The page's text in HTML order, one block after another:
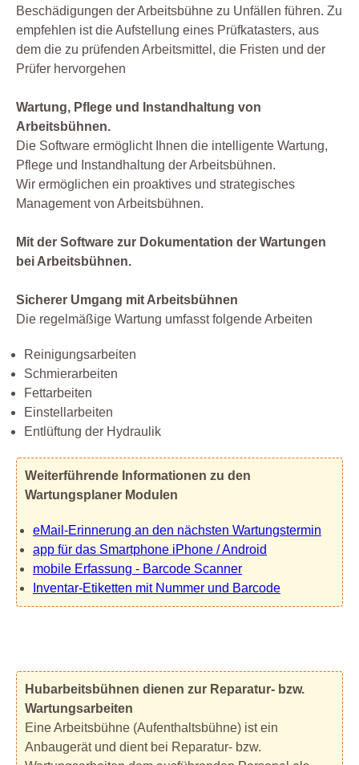
Beschädigungen der Arbeitsbühne zu Unfällen führen. Zu
empfehlen ist die Aufstellung eines Prüfkatasters, aus
dem die zu prüfenden Arbeitsmittel, die Fristen und der
Prüfer hervorgehen
Wartung, Pflege und Instandhaltung von
Arbeitsbühnen.
Die Software ermöglicht Ihnen die intelligente Wartung,
Pflege und Instandhaltung der Arbeitsbühnen.
Wir ermöglichen ein proaktives und strategisches
Management von Arbeitsbühnen.
Mit der Software zur Dokumentation der Wartungen
bei Arbeitsbühnen.
Sicherer Umgang mit Arbeitsbühnen
Die regelmäßige Wartung umfasst folgende Arbeiten
Reinigungsarbeiten
Schmierarbeiten
Fettarbeiten
Einstellarbeiten
Entlüftung der Hydraulik
Weiterführende Informationen zu den
Wartungsplaner Modulen
eMail-Erinnerung an den nächsten Wartungstermin
app für das Smartphone iPhone / Android
mobile Erfassung - Barcode Scanner
Inventar-Etiketten mit Nummer und Barcode
Hubarbeitsbühnen dienen zur Reparatur- bzw.
Wartungsarbeiten
Eine Arbeitsbühne (Aufenthaltsbühne) ist ein
Anbaugerät und dient bei Reparatur- bzw.